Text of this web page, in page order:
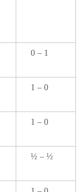
0 – 1
1 – 0
1 – 0
½ – ½